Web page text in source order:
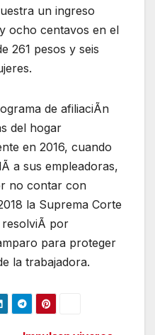
un ingreso
ocho centavos en el
261 pesos y seis
de afiliaciÃn
del hogar
en 2016, cuando
a sus empleadoras,
no contar con
la Suprema Corte
resolviÃ por
para proteger
la trabajadora.